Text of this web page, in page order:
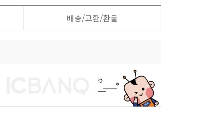
배송/교환/환불